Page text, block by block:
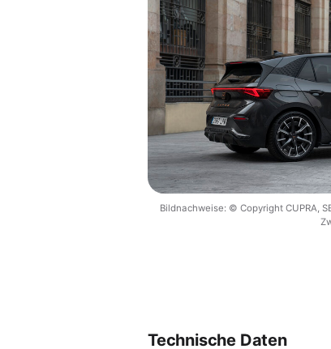
Bildnachweise: © Copyright CUPRA,
Technische Daten